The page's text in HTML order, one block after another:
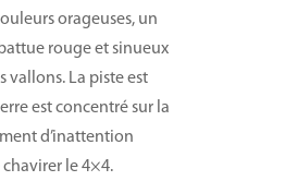
orageuses, un
rouge et sinueux
vallons. La piste est
est concentré sur la
d’inattention
le 4×4.